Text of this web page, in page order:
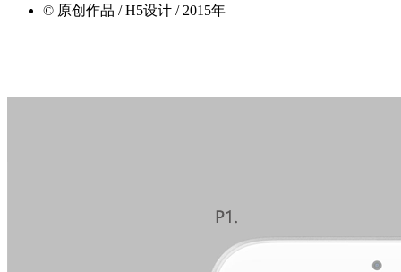
© 原创作品 / H5设计 / 2015年